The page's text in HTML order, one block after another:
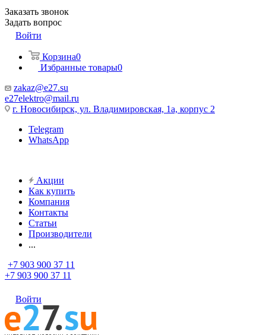
Заказать звонок
Задать вопрос
Войти
Корзина0
Избранные товары0
zakaz@e27.su
e27elektro@mail.ru
г. Новосибирск, ул. Владимировская, 1а, корпус 2
Telegram
WhatsApp
Акции
Как купить
Компания
Контакты
Статьи
Производители
...
+7 903 900 37 11
+7 903 900 37 11
Войти